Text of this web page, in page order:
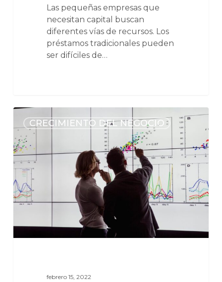
Las pequeñas empresas que
necesitan capital buscan
diferentes vías de recursos. Los
préstamos tradicionales pueden
ser difíciles de…
CRECIMIENTO DEL NEGOCIO
febrero 15, 2022